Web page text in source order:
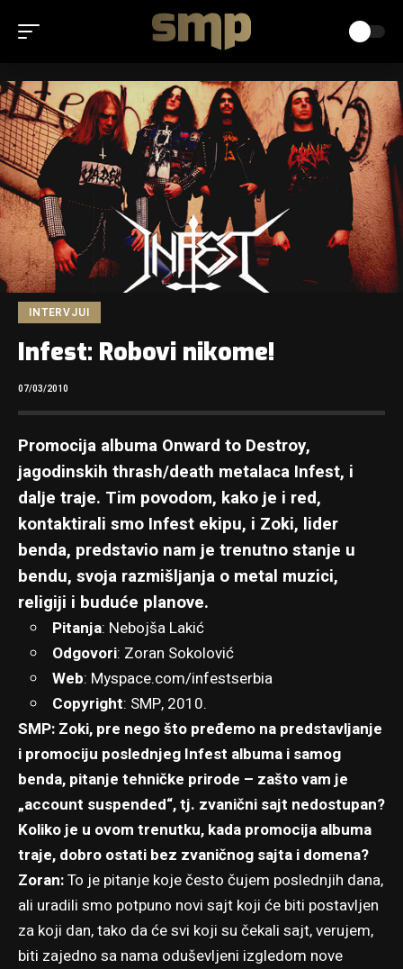
INTERVJUI
Infest: Robovi nikome!
07/03/2010
Promocija albuma Onward to Destroy,
jagodinskih thrash/death metalaca Infest, i
dalje traje. Tim povodom, kako je i red,
kontaktirali smo Infest ekipu, i Zoki, lider
benda, predstavio nam je trenutno stanje u
bendu, svoja razmišljanja o metal muzici,
religiji i buduće planove.
Pitanja: Nebojša Lakić
Odgovori: Zoran Sokolović
Web: Myspace.com/infestserbia
Copyright: SMP, 2010.
SMP: Zoki, pre nego što pređemo na predstavljanje
i promociju poslednjeg Infest albuma i samog
benda, pitanje tehničke prirode – zašto vam je
„account suspended“, tj. zvanični sajt nedostupan?
Koliko je u ovom trenutku, kada promocija albuma
traje, dobro ostati bez zvaničnog sajta i domena?
Zoran:To je pitanje koje često čujem poslednjih dana,
ali uradili smo potpuno novi sajt koji će biti postavljen
za koji dan, tako da će svi koji su čekali sajt, verujem,
biti zajedno sa nama oduševljeni izgledom nove